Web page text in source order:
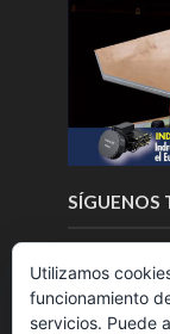
SÍGUENOS
Utilizamos
funcionamiento
servicios. Puede